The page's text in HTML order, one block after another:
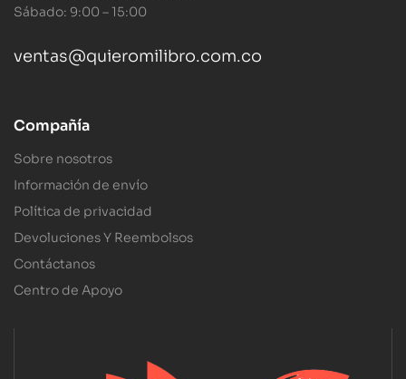
Sábado: 9:00 – 15:00
ventas@quieromilibro.com.co
Compañía
Sobre nosotros
Información de envío
Política de privacidad
Devoluciones Y Reembolsos
Contáctanos
Centro de Apoyo